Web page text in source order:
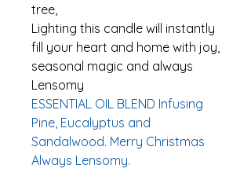
tree,
Lighting this candle will instantly
fill your heart and home with joy,
seasonal magic and always
Lensomy
ESSENTIAL OIL BLEND Infusing
Pine, Eucalyptus and
Sandalwood. Merry Christmas
Always Lensomy.